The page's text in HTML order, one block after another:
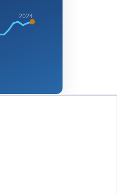
2024